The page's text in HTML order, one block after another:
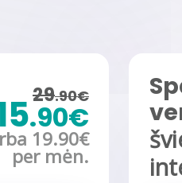
29.90€
.90€
19.90€
per mėn.